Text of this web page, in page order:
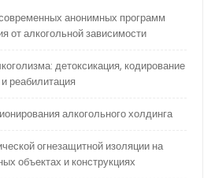
анонимных программ
от алкогольной зависимости
детоксикация, кодирование
и реабилитация
алкогольного холдинга
огнезащитной изоляции на
объектах и конструкциях